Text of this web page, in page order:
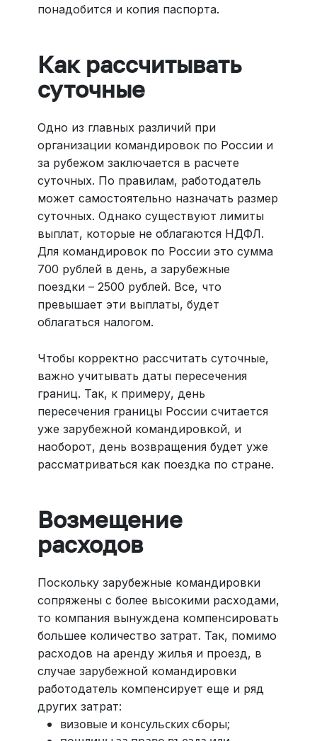
понадобится и копия паспорта.
Как рассчитывать
суточные
Одно из главных различий при
организации командировок по России и
за рубежом заключается в расчете
суточных. По правилам, работодатель
может самостоятельно назначать размер
суточных. Однако существуют лимиты
выплат, которые не облагаются НДФЛ.
Для командировок по России это сумма
700 рублей в день, а зарубежные
поездки – 2500 рублей. Все, что
превышает эти выплаты, будет
облагаться налогом.
Чтобы корректно рассчитать суточные,
важно учитывать даты пересечения
границ. Так, к примеру, день
пересечения границы России считается
уже зарубежной командировкой, и
наоборот, день возвращения будет уже
рассматриваться как поездка по стране.
Возмещение
расходов
Поскольку зарубежные командировки
сопряжены с более высокими расходами,
то компания вынуждена компенсировать
большее количество затрат. Так, помимо
расходов на аренду жилья и проезд, в
случае зарубежной командировки
работодатель компенсирует еще и ряд
других затрат:
визовые и консульских сборы;